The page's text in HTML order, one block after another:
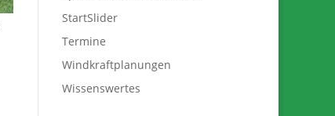
StartSlider
Termine
Windkraftplanungen
Wissenswertes